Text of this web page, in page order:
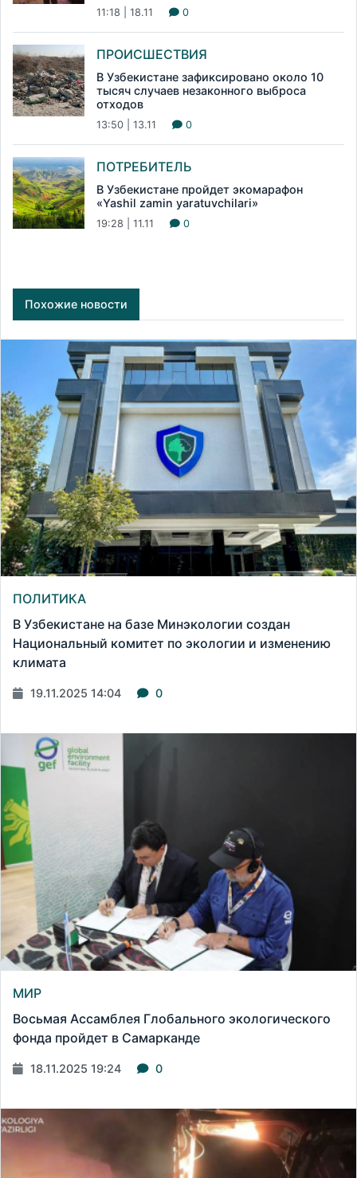
11:18 | 18.11 0
ПРОИСШЕСТВИЯ
В Узбекистане зафиксировано около 10
тысяч случаев незаконного выброса
отходов
13:50 | 13.11 0
ПОТРЕБИТЕЛЬ
В Узбекистане пройдет экомарафон
«Yashil zamin yaratuvchilari»
19:28 | 11.11 0
Похожие новости
ПОЛИТИКА
В Узбекистане на базе Минэкологии создан
Национальный комитет по экологии и изменению
климата
19.11.2025 14:04 0
МИР
Восьмая Ассамблея Глобального экологического
фонда пройдет в Самарканде
18.11.2025 19:24 0